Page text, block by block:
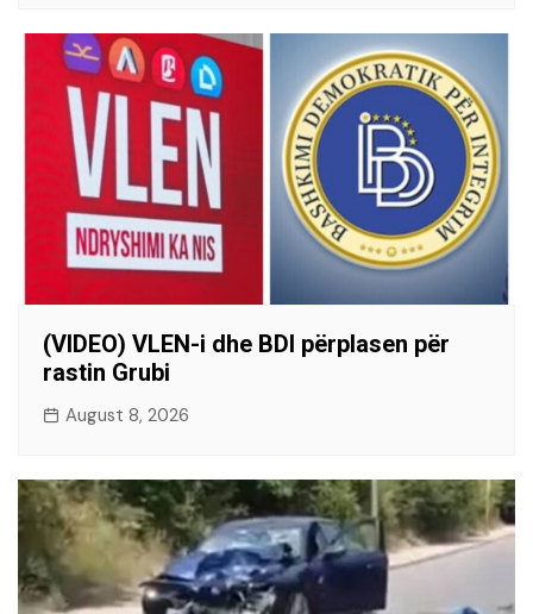
(VIDEO) VLEN-i dhe BDI përplasen për
rastin Grubi
August 8, 2026